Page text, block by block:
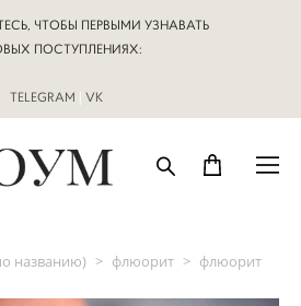
ЧТОБЫ ПЕРВЫМИ УЗНАВАТЬ
ПОСТУПЛЕНИЯХ:
TELEGRAM | VK
названию) > флюорит > флюорит